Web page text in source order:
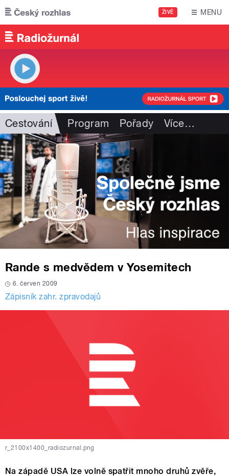
Přejít k hlavnímu obsahu
ŽIVĚ MENU
Cestování Program Pořady Více…
Rande s medvědem v Yosemitech
6. červen 2009
Zápisník zahr. zpravodajů
r_2100x1400_radiozurnal.png
Na západě USA lze volně spatřit mnoho druhů zvěře,